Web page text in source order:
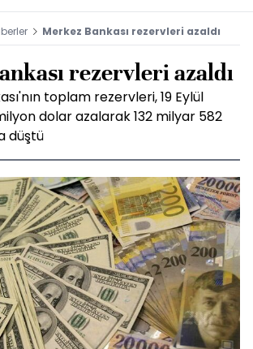
Merkez Bankası rezervleri azaldı
rezervleri azaldı
toplam rezervleri, 19 Eylül
dolar azalarak 132 milyar 582
düştü